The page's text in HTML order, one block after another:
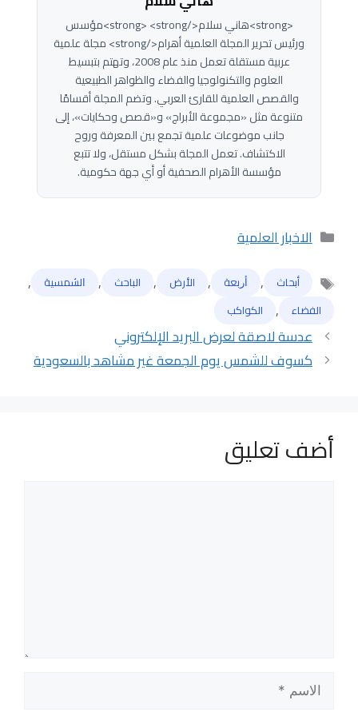
<strong>هاني سلام</strong> <strong>مؤسس
ورئيس تحرير المجلة العلمية أهرام</strong> مجلة علمية
عربية مستقلة تعمل منذ عام 2008، وتهتم بتبسيط
العلوم والتكنولوجيا والفضاء والظواهر الطبيعية
والقصص العلمية للقارئ العربي. وتضم المجلة أقسامًا
متنوعة مثل «مجموعة الأبراج» و«قصص وحكايات»، إلى
جانب موضوعات علمية تجمع بين المعرفة وروح
الاكتشاف. تعمل المجلة بشكل مستقل، ولا تتبع
مؤسسة الأهرام الصحفية أو أي جهة حكومية.
التصنيفات
الاخبار العلمية
الوسوم
أبحاث , ﺃﺭﺑﻌﺔ , الأرض , الباحث , ﺍﻟﺸﻤﺴﻴﺔ ,
الفضاء , الكواكب
عدسة لاصقة لعرض البريد الإلكتروني
كسوف للشمس يوم الجمعة غير مشاهد بالسعودية‎
أضف تعليق
الاسم